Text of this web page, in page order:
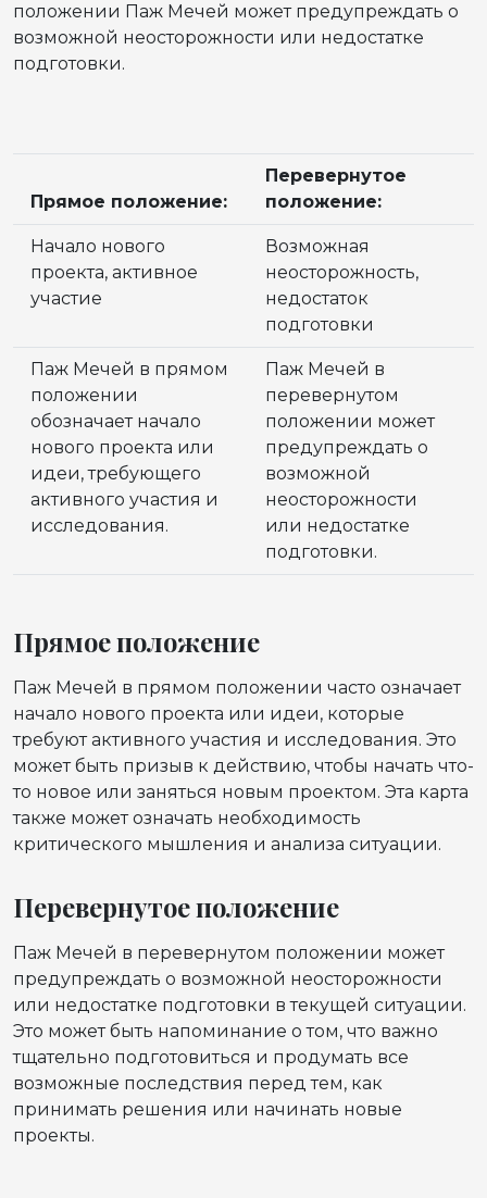
положении Паж Мечей может предупреждать о
возможной неосторожности или недостатке
подготовки.
Прямое положение:
Перевернутое
положение:
Начало нового
проекта, активное
участие
Возможная
неосторожность,
недостаток
подготовки
Паж Мечей в прямом
положении
обозначает начало
нового проекта или
идеи, требующего
активного участия и
исследования.
Паж Мечей в
перевернутом
положении может
предупреждать о
возможной
неосторожности
или недостатке
подготовки.
Прямое положение
Паж Мечей в прямом положении часто означает
начало нового проекта или идеи, которые
требуют активного участия и исследования. Это
может быть призыв к действию, чтобы начать что-
то новое или заняться новым проектом. Эта карта
также может означать необходимость
критического мышления и анализа ситуации.
Перевернутое положение
Паж Мечей в перевернутом положении может
предупреждать о возможной неосторожности
или недостатке подготовки в текущей ситуации.
Это может быть напоминание о том, что важно
тщательно подготовиться и продумать все
возможные последствия перед тем, как
принимать решения или начинать новые
проекты.